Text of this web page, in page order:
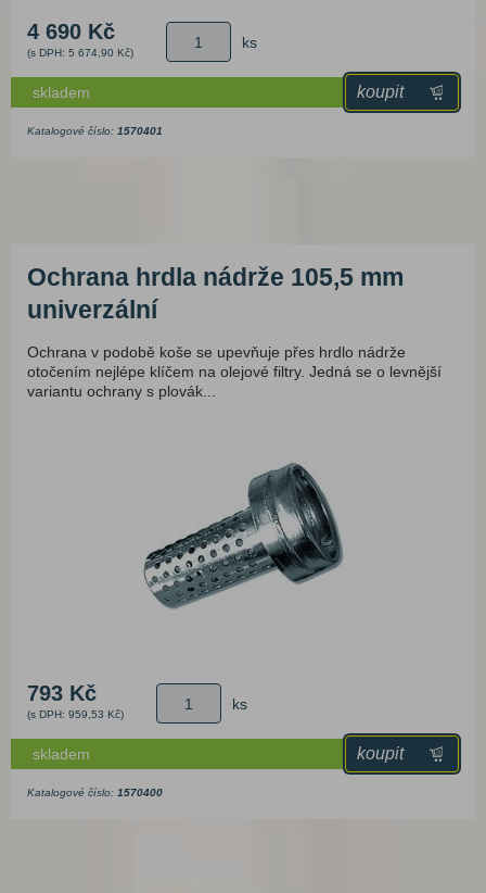
4 690 Kč
(s DPH: 5 674,90 Kč)
ks
skladem koupit
Katalogové číslo: 1570401
Ochrana hrdla nádrže 105,5 mm
univerzální
Ochrana v podobě koše se upevňuje přes hrdlo nádrže
otočením nejlépe klíčem na olejové filtry. Jedná se o levnější
variantu ochrany s plovák...
793 Kč
(s DPH: 959,53 Kč)
ks
skladem koupit
Katalogové číslo: 1570400